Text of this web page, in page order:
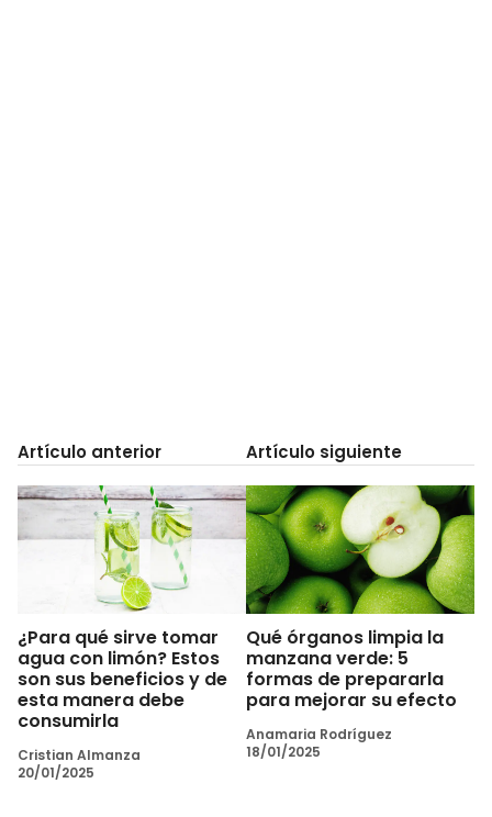
Artículo anterior
¿Para qué sirve tomar
agua con limón? Estos
son sus beneficios y de
esta manera debe
consumirla
Cristian Almanza
20/01/2025
Artículo siguiente
Qué órganos limpia la
manzana verde: 5
formas de prepararla
para mejorar su efecto
Anamaria Rodríguez
18/01/2025